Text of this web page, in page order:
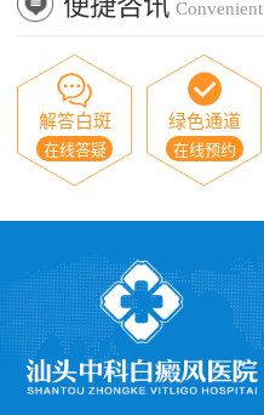
解答白斑
在线答疑
绿色通道
在线预约